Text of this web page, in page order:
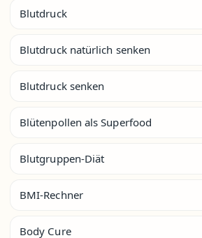
Blutdruck
Blutdruck natürlich senken
Blutdruck senken
Blütenpollen als Superfood
Blutgruppen-Diät
BMI-Rechner
Body Cure